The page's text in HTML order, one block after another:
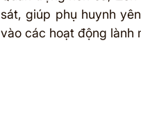
sát, giúp phụ huynh
vào các hoạt động lành